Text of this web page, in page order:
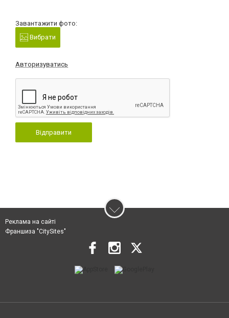
Завантажити фото:
Вибрати
Авторизуватись
Відправити
Реклама на сайті
Франшиза "CitySites"